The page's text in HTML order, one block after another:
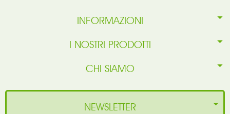
INFORMAZIONI
I NOSTRI PRODOTTI
CHI SIAMO
NEWSLETTER